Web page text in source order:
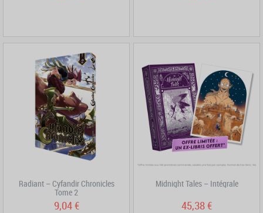
Radiant – Cyfandir Chronicles
Tome 2
9,04 €
Midnight Tales – Intégrale
45,38 €